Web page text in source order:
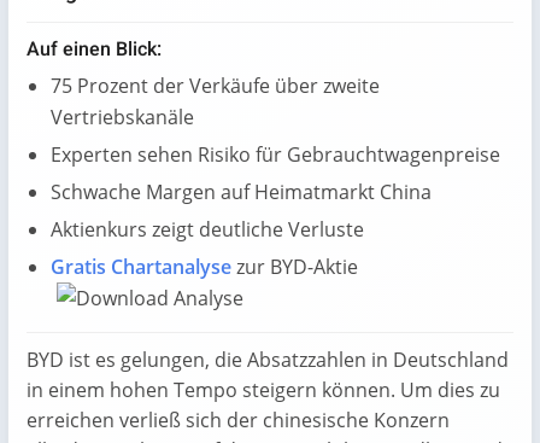
Auf einen Blick:
75 Prozent der Verkäufe über zweite
Vertriebskanäle
Experten sehen Risiko für Gebrauchtwagenpreise
Schwache Margen auf Heimatmarkt China
Aktienkurs zeigt deutliche Verluste
Gratis Chartanalysezur BYD-Aktie
BYD ist es gelungen, die Absatzzahlen in Deutschland
in einem hohen Tempo steigern können. Um dies zu
erreichen verließ sich der chinesische Konzern